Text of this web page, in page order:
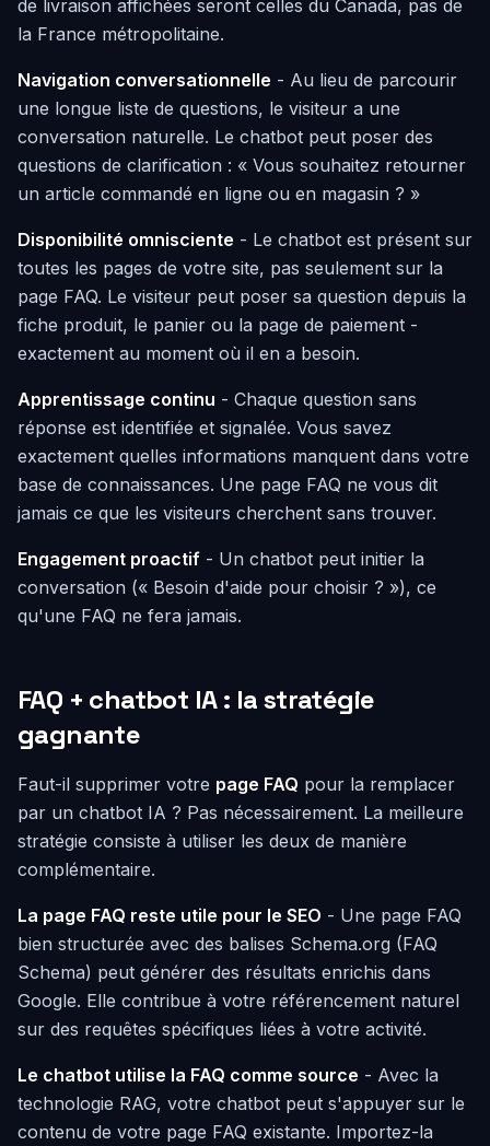
de livraison affichées seront celles du Canada, pas de
la France métropolitaine.
Navigation conversationnelle - Au lieu de parcourir
une longue liste de questions, le visiteur a une
conversation naturelle. Le chatbot peut poser des
questions de clarification : « Vous souhaitez retourner
un article commandé en ligne ou en magasin ? »
Disponibilité omnisciente - Le chatbot est présent sur
toutes les pages de votre site, pas seulement sur la
page FAQ. Le visiteur peut poser sa question depuis la
fiche produit, le panier ou la page de paiement -
exactement au moment où il en a besoin.
Apprentissage continu - Chaque question sans
réponse est identifiée et signalée. Vous savez
exactement quelles informations manquent dans votre
base de connaissances. Une page FAQ ne vous dit
jamais ce que les visiteurs cherchent sans trouver.
Engagement proactif - Un chatbot peut initier la
conversation (« Besoin d'aide pour choisir ? »), ce
qu'une FAQ ne fera jamais.
FAQ + chatbot IA : la stratégie
gagnante
Faut-il supprimer votre page FAQ pour la remplacer
par un chatbot IA ? Pas nécessairement. La meilleure
stratégie consiste à utiliser les deux de manière
complémentaire.
La page FAQ reste utile pour le SEO - Une page FAQ
bien structurée avec des balises Schema.org (FAQ
Schema) peut générer des résultats enrichis dans
Google. Elle contribue à votre référencement naturel
sur des requêtes spécifiques liées à votre activité.
Le chatbot utilise la FAQ comme source - Avec la
technologie RAG, votre chatbot peut s'appuyer sur le
contenu de votre page FAQ existante. Importez-la